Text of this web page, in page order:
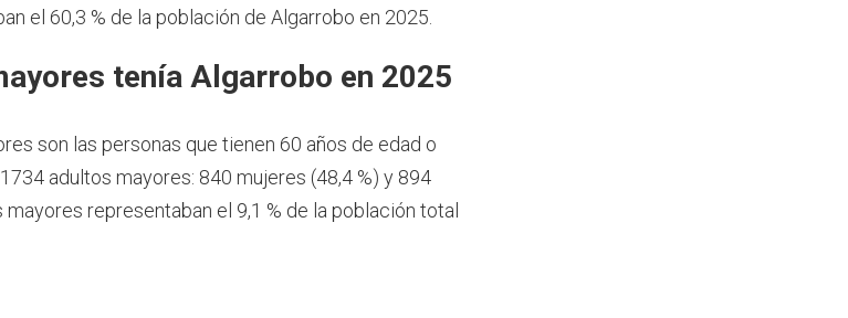
el 60,3 % de la población de Algarrobo en 2025.
tenía Algarrobo en 2025
son las personas que tienen 60 años de edad o
adultos mayores: 840 mujeres (48,4 %) y 894
mayores representaban el 9,1 % de la población total